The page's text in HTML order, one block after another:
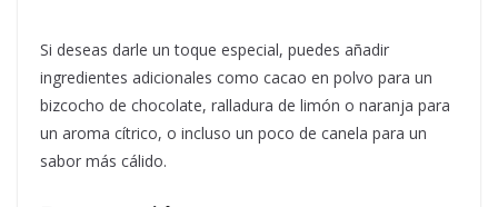
Si deseas darle un toque especial, puedes añadir
ingredientes adicionales como cacao en polvo para un
bizcocho de chocolate, ralladura de limón o naranja para
un aroma cítrico, o incluso un poco de canela para un
sabor más cálido.